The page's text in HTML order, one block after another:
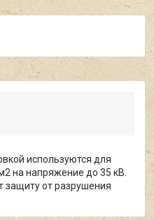
используются для
на напряжение до 35 кВ.
защиту от разрушения